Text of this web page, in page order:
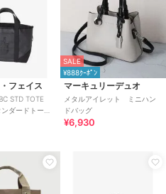
フェイス
STD TOTE
ダードトート
SALE
¥888ｸｰﾎﾟﾝ
マーキュリーデュオ
メタルアイレット ミニハン
ドバッグ
¥6,930